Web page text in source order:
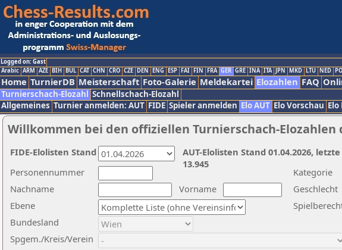
Logged on: Gast
Arabic ARM AZE BIH BUL CAT CHN CRO CZE DEN ENG ESP FAI FIN FRA GER GRE INA ITA JPN MKD LTU NED
Home TurnierDB Meisterschaft Foto-Galerie Meldekartei Elozahlen FAQ
Turnierschach-Elozahl Schnellschach-Elozahl
Allgemeines Turnier anmelden: AUT FIDE Spieler anmelden Elo AUT Elo Vorschau Elo
Willkommen bei den offiziellen Turnierschach-Elozahlen
Nachname
Vorname
Ebene
Kategorie
Personennummer
Bundesland
Spgem./Kreis/Verein
Geschlecht
AUT-Elolisten Stand 01.04.2026,
13.945
FIDE-Elolisten Stand